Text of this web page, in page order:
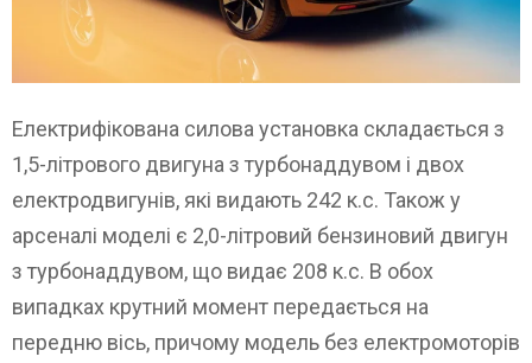
Електрифікована силова установка складається з
1,5-літрового двигуна з турбонаддувом і двох
електродвигунів, які видають 242 к.с. Також у
арсеналі моделі є 2,0-літровий бензиновий двигун
з турбонаддувом, що видає 208 к.с. В обох
випадках крутний момент передається на
передню вісь, причому модель без електромоторів